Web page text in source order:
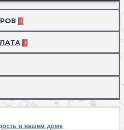
+
+
в вашем доме